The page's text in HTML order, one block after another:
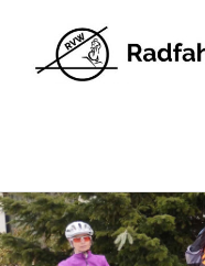
Zum
Inhalt
springen